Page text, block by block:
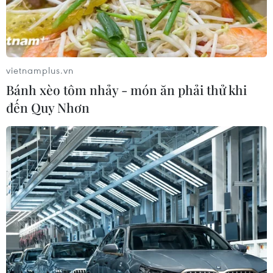
Mưa lớn kéo dài gây thiệt hại khoảng
15 tỷ đồng tại Tuyên Quang
06/08/2026 03:03
Quảng Trị ưu tiên đầu tư hoàn thiện
hệ thống xử lý nước thải cụm công
nghiệp
06/08/2026 03:03
Pháp mở các điểm tắm sông
phục vụ người dân trong mùa Hè
nắng nóng
vietnamplus.vn
Bánh xèo tôm nhảy - món ăn phải thử khi
đến Quy Nhơn